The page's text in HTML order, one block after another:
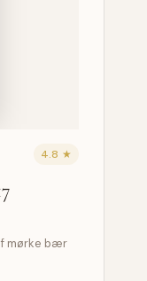
4.8 ★
mørke bær